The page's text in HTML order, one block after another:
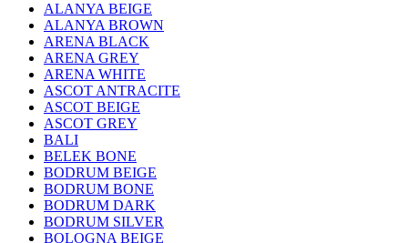
ALANYA BEIGE
ALANYA BROWN
ARENA BLACK
ARENA GREY
ARENA WHITE
ASCOT ANTRACITE
ASCOT BEIGE
ASCOT GREY
BALI
BELEK BONE
BODRUM BEIGE
BODRUM BONE
BODRUM DARK
BODRUM SILVER
BOLOGNA BEIGE